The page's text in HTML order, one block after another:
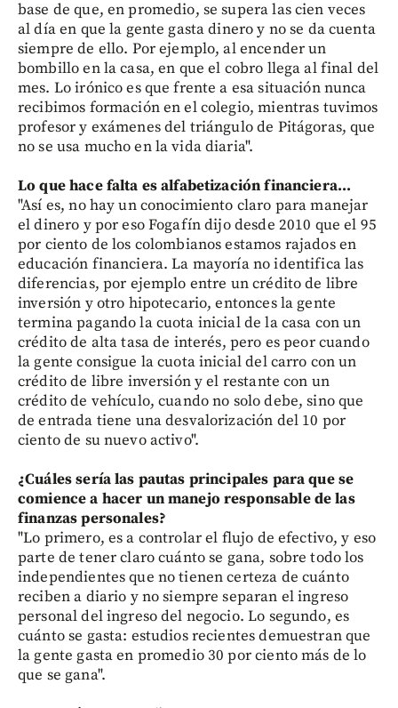
base de que, en promedio, se supera las cien veces
al día en que la gente gasta dinero y no se da cuenta
siempre de ello. Por ejemplo, al encender un
bombillo en la casa, en que el cobro llega al final del
mes. Lo irónico es que frente a esa situación nunca
recibimos formación en el colegio, mientras tuvimos
profesor y exámenes del triángulo de Pitágoras, que
no se usa mucho en la vida diaria".
Lo que hace falta es alfabetización financiera...
"Así es, no hay un conocimiento claro para manejar
el dinero y por eso Fogafín dijo desde 2010 que el 95
por ciento de los colombianos estamos rajados en
educación financiera. La mayoría no identifica las
diferencias, por ejemplo entre un crédito de libre
inversión y otro hipotecario, entonces la gente
termina pagando la cuota inicial de la casa con un
crédito de alta tasa de interés, pero es peor cuando
la gente consigue la cuota inicial del carro con un
crédito de libre inversión y el restante con un
crédito de vehículo, cuando no solo debe, sino que
de entrada tiene una desvalorización del 10 por
ciento de su nuevo activo".
¿Cuáles sería las pautas principales para que se
comience a hacer un manejo responsable de las
finanzas personales?
"Lo primero, es a controlar el flujo de efectivo, y eso
parte de tener claro cuánto se gana, sobre todo los
independientes que no tienen certeza de cuánto
reciben a diario y no siempre separan el ingreso
personal del ingreso del negocio. Lo segundo, es
cuánto se gasta: estudios recientes demuestran que
la gente gasta en promedio 30 por ciento más de lo
que se gana".